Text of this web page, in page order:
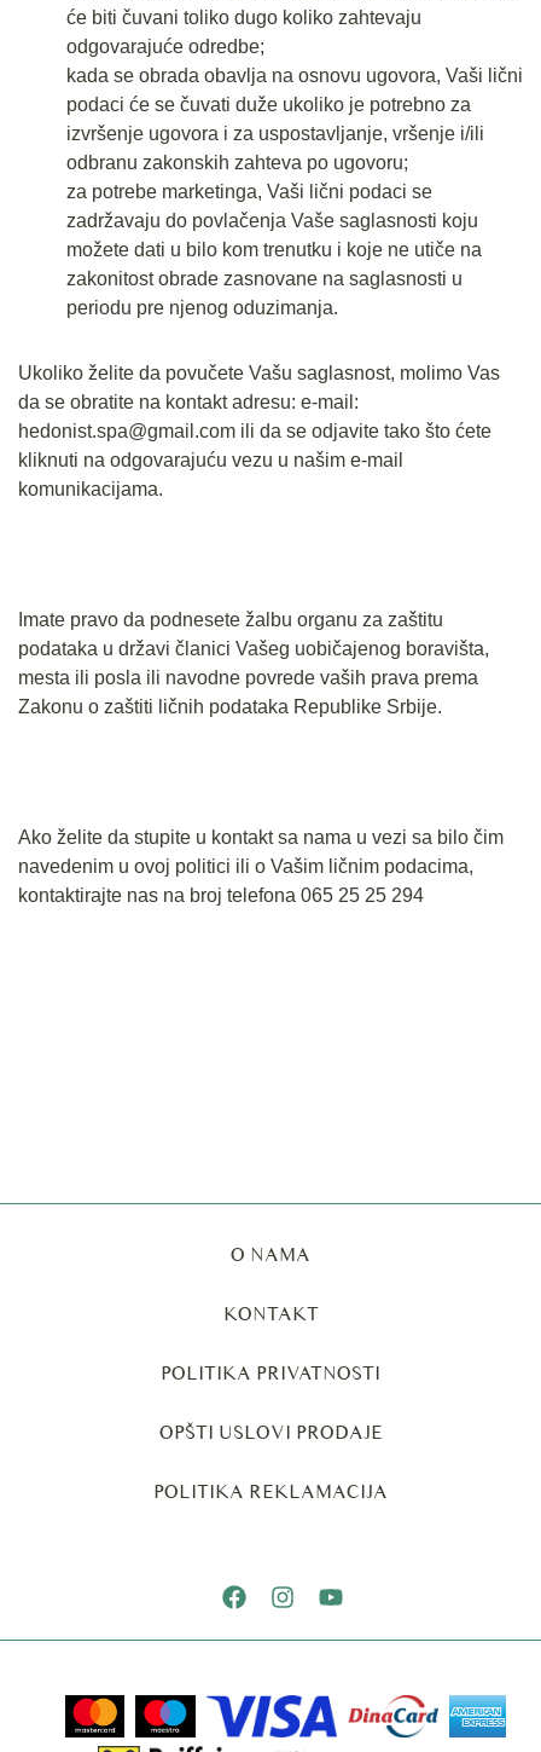
će biti čuvani toliko dugo koliko zahtevaju
odgovarajuće odredbe;
kada se obrada obavlja na osnovu ugovora, Vaši lični
podaci će se čuvati duže ukoliko je potrebno za
izvršenje ugovora i za uspostavljanje, vršenje i/ili
odbranu zakonskih zahteva po ugovoru;
za potrebe marketinga, Vaši lični podaci se
zadržavaju do povlačenja Vaše saglasnosti koju
možete dati u bilo kom trenutku i koje ne utiče na
zakonitost obrade zasnovane na saglasnosti u
periodu pre njenog oduzimanja.
Ukoliko želite da povučete Vašu saglasnost, molimo Vas
da se obratite na kontakt adresu: e-mail:
hedonist.spa@gmail.com ili da se odjavite tako što ćete
kliknuti na odgovarajuću vezu u našim e-mail
komunikacijama.
Imate pravo da podnesete žalbu organu za zaštitu
podataka u državi članici Vašeg uobičajenog boravišta,
mesta ili posla ili navodne povrede vaših prava prema
Zakonu o zaštiti ličnih podataka Republike Srbije.
Ako želite da stupite u kontakt sa nama u vezi sa bilo čim
navedenim u ovoj politici ili o Vašim ličnim podacima,
kontaktirajte nas na broj telefona 065 25 25 294
O NAMA
KONTAKT
POLITIKA PRIVATNOSTI
OPŠTI USLOVI PRODAJE
POLITIKA REKLAMACIJA